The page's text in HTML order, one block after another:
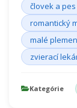
človek a pes
romantický
malé
zvierací
Kategórie